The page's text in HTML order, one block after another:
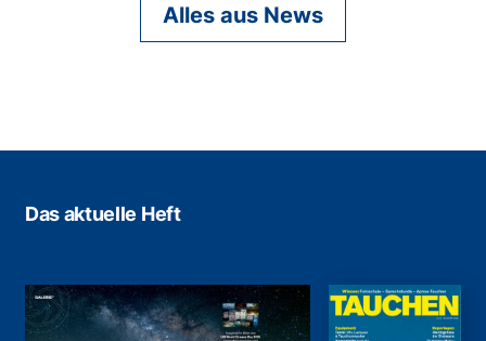
Alles aus News
Das aktuelle Heft